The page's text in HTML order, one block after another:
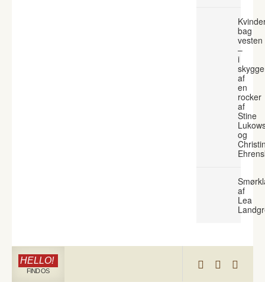
bag
vesten
–
i
af
en
rocker
af
Stine
og
af
Lea
HELLO!
FIND OS